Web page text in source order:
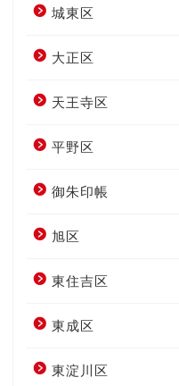
城東区
大正区
天王寺区
平野区
御朱印帳
旭区
東住吉区
東成区
東淀川区